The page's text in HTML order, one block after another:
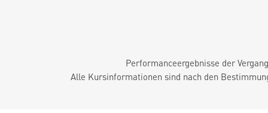
Performanceergebnisse der
Alle Kursinformationen sind nach den